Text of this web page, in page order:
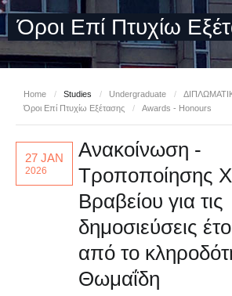
Όροι Επί Πτυχίω
Home / Studies / Undergraduate /
Όροι Επί Πτυχίω Εξέτασης
/ Awards - Honours
27 JAN
2026
Ανακοίνωση -
Τροποποίησης
Βραβείου για τις
δημοσιεύσεις
από το
Θωμαΐδη